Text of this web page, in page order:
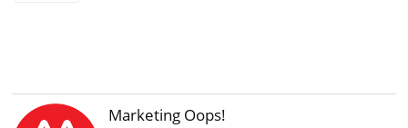
Marketing Oops!